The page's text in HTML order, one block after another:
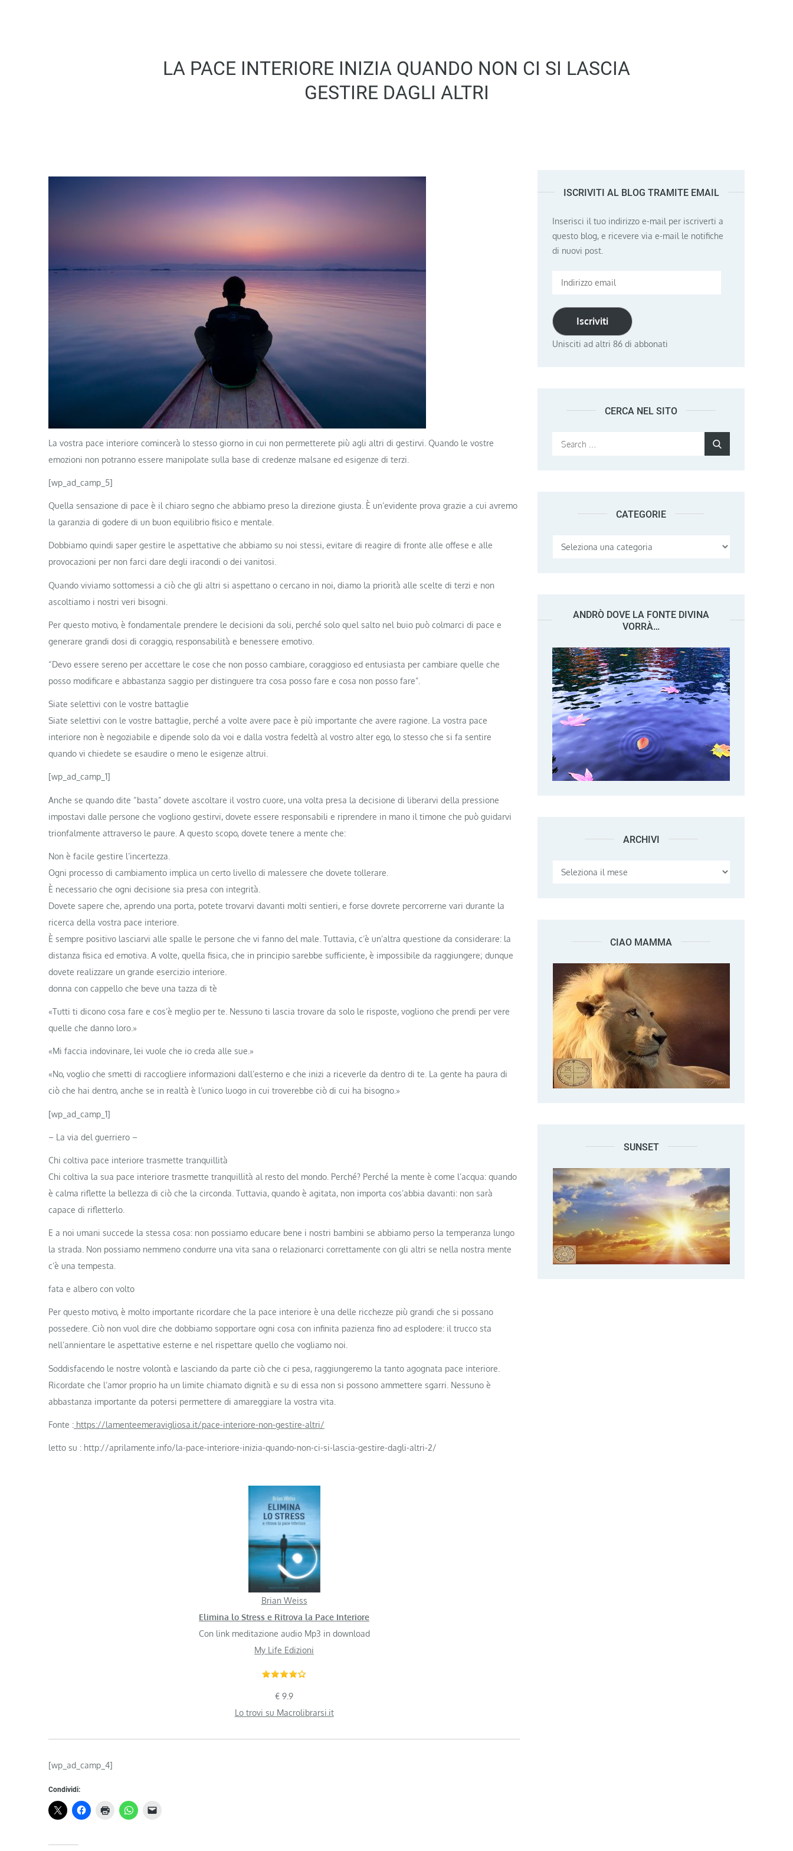
LA PACE INTERIORE INIZIA QUANDO NON CI SI LASCIA
GESTIRE DAGLI ALTRI
La vostra pace interiore comincerà lo stesso giorno in cui non permetterete più agli altri di gestirvi. Quando le vostre
emozioni non potranno essere manipolate sulla base di credenze malsane ed esigenze di terzi.
[wp_ad_camp_5]
Quella sensazione di pace è il chiaro segno che abbiamo preso la direzione giusta. È un’evidente prova grazie a cui avremo
la garanzia di godere di un buon equilibrio fisico e mentale.
Dobbiamo quindi saper gestire le aspettative che abbiamo su noi stessi, evitare di reagire di fronte alle offese e alle
provocazioni per non farci dare degli iracondi o dei vanitosi.
Quando viviamo sottomessi a ciò che gli altri si aspettano o cercano in noi, diamo la priorità alle scelte di terzi e non
ascoltiamo i nostri veri bisogni.
Per questo motivo, è fondamentale prendere le decisioni da soli, perché solo quel salto nel buio può colmarci di pace e
generare grandi dosi di coraggio, responsabilità e benessere emotivo.
“Devo essere sereno per accettare le cose che non posso cambiare, coraggioso ed entusiasta per cambiare quelle che
posso modificare e abbastanza saggio per distinguere tra cosa posso fare e cosa non posso fare”.
Siate selettivi con le vostre battaglie
Siate selettivi con le vostre battaglie, perché a volte avere pace è più importante che avere ragione. La vostra pace
interiore non è negoziabile e dipende solo da voi e dalla vostra fedeltà al vostro alter ego, lo stesso che si fa sentire
quando vi chiedete se esaudire o meno le esigenze altrui.
[wp_ad_camp_1]
Anche se quando dite “basta” dovete ascoltare il vostro cuore, una volta presa la decisione di liberarvi della pressione
impostavi dalle persone che vogliono gestirvi, dovete essere responsabili e riprendere in mano il timone che può guidarvi
trionfalmente attraverso le paure. A questo scopo, dovete tenere a mente che:
Non è facile gestire l’incertezza.
Ogni processo di cambiamento implica un certo livello di malessere che dovete tollerare.
È necessario che ogni decisione sia presa con integrità.
Dovete sapere che, aprendo una porta, potete trovarvi davanti molti sentieri, e forse dovrete percorrerne vari durante la
ricerca della vostra pace interiore.
È sempre positivo lasciarvi alle spalle le persone che vi fanno del male. Tuttavia, c’è un’altra questione da considerare: la
distanza fisica ed emotiva. A volte, quella fisica, che in principio sarebbe sufficiente, è impossibile da raggiungere; dunque
dovete realizzare un grande esercizio interiore.
donna con cappello che beve una tazza di tè
«Tutti ti dicono cosa fare e cos’è meglio per te. Nessuno ti lascia trovare da solo le risposte, vogliono che prendi per vere
quelle che danno loro.»
«Mi faccia indovinare, lei vuole che io creda alle sue.»
«No, voglio che smetti di raccogliere informazioni dall’esterno e che inizi a riceverle da dentro di te. La gente ha paura di
ciò che hai dentro, anche se in realtà è l’unico luogo in cui troverebbe ciò di cui ha bisogno.»
[wp_ad_camp_1]
– La via del guerriero –
Chi coltiva pace interiore trasmette tranquillità
Chi coltiva la sua pace interiore trasmette tranquillità al resto del mondo. Perché? Perché la mente è come l’acqua: quando
è calma riflette la bellezza di ciò che la circonda. Tuttavia, quando è agitata, non importa cos’abbia davanti: non sarà
capace di rifletterlo.
E a noi umani succede la stessa cosa: non possiamo educare bene i nostri bambini se abbiamo perso la temperanza lungo
la strada. Non possiamo nemmeno condurre una vita sana o relazionarci correttamente con gli altri se nella nostra mente
c’è una tempesta.
fata e albero con volto
Per questo motivo, è molto importante ricordare che la pace interiore è una delle ricchezze più grandi che si possano
possedere. Ciò non vuol dire che dobbiamo sopportare ogni cosa con infinita pazienza fino ad esplodere: il trucco sta
nell’annientare le aspettative esterne e nel rispettare quello che vogliamo noi.
Soddisfacendo le nostre volontà e lasciando da parte ciò che ci pesa, raggiungeremo la tanto agognata pace interiore.
Ricordate che l’amor proprio ha un limite chiamato dignità e su di essa non si possono ammettere sgarri. Nessuno è
abbastanza importante da potersi permettere di amareggiare la vostra vita.
Fonte : https://lamenteemeravigliosa.it/pace-interiore-non-gestire-altri/
letto su : http://aprilamente.info/la-pace-interiore-inizia-quando-non-ci-si-lascia-gestire-dagli-altri-2/
Brian Weiss
Elimina lo Stress e Ritrova la Pace Interiore
Con link meditazione audio Mp3 in download
My Life Edizioni
€ 9.9
Lo trovi su Macrolibrarsi.it
[wp_ad_camp_4]
Condividi:
ISCRIVITI AL BLOG TRAMITE EMAIL
Inserisci il tuo indirizzo e-mail per iscriverti a
questo blog, e ricevere via e-mail le notifiche
di nuovi post.
Indirizzo
Iscriviti
Unisciti ad altri 86 di abbonati
CERCA NEL SITO
Search
CATEGORIE
Categorie
ANDRÒ DOVE LA FONTE DIVINA
VORRÀ…
ARCHIVI Archivi
CIAO MAMMA
SUNSET